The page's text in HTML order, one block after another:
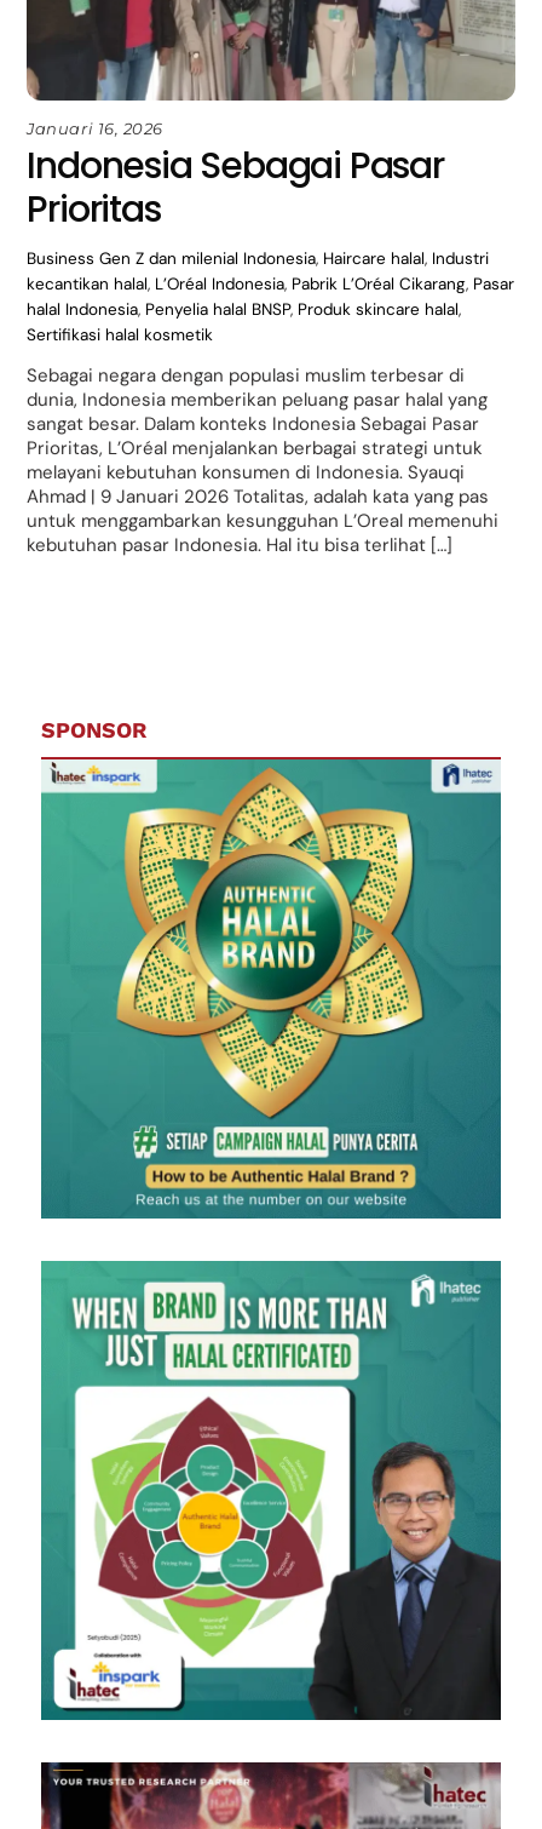
Januari 16, 2026
Indonesia Sebagai Pasar
Prioritas
Business Gen Z dan milenial Indonesia, Haircare halal, Industri
kecantikan halal, L’Oréal Indonesia, Pabrik L’Oréal Cikarang, Pasar
halal Indonesia, Penyelia halal BNSP, Produk skincare halal,
Sertifikasi halal kosmetik
Sebagai negara dengan populasi muslim terbesar di
dunia, Indonesia memberikan peluang pasar halal yang
sangat besar. Dalam konteks Indonesia Sebagai Pasar
Prioritas, L’Oréal menjalankan berbagai strategi untuk
melayani kebutuhan konsumen di Indonesia. Syauqi
Ahmad | 9 Januari 2026 Totalitas, adalah kata yang pas
untuk menggambarkan kesungguhan L’Oreal memenuhi
kebutuhan pasar Indonesia. Hal itu bisa terlihat […]
SPONSOR